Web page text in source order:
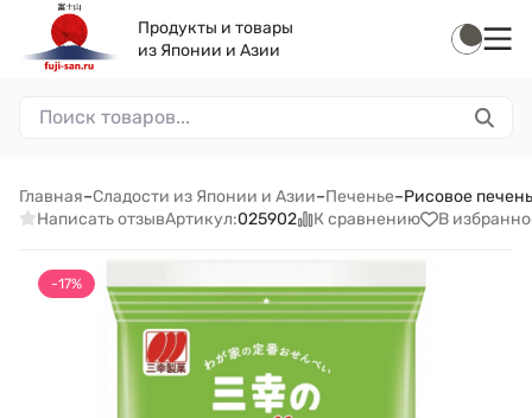
Продукты и товары
из Японии и Азии
Главная–Сладости из Японии и Азии–Печенье–Рисовое
Написать отзывАртикул:025902 К сравнению В
-17%